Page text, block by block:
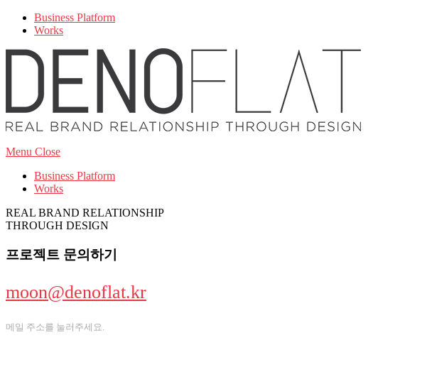
Business Platform
Works
Menu Close
Business Platform
Works
REAL BRAND RELATIONSHIP
THROUGH DESIGN
프로젝트 문의하기
moon@denoflat.kr
메일 주소를 눌러주세요.